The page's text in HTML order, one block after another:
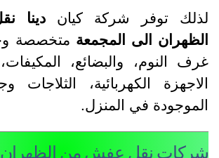
توفر شركة كياندينا
الى المجمعةمتخصصة
النوم، والبضائع، المكيفات،
الكهربائية، الثلاجات
في المنزل.
نقل عفش من الظهران